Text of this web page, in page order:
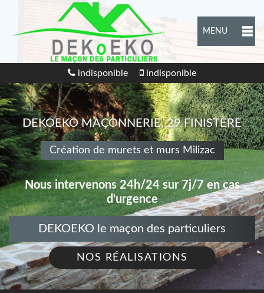
MENU
indisponible indisponible
DEKOEKO MAÇONNERIE, 29 FINISTÈRE
Création de murets et murs Milizac
Nous intervenons 24h/24 sur 7j/7 en cas
d'urgence
DEKOEKO le maçon des particuliers
NOS RÉALISATIONS